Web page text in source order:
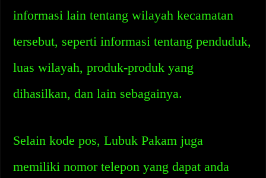
informasi lain tentang wilayah kecamatan
tersebut, seperti informasi tentang penduduk,
luas wilayah, produk-produk yang
dihasilkan, dan lain sebagainya.
Selain kode pos, Lubuk Pakam juga
memiliki nomor telepon yang dapat anda